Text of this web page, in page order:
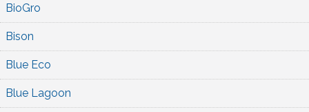
BioGro
Bison
Blue Eco
Blue Lagoon